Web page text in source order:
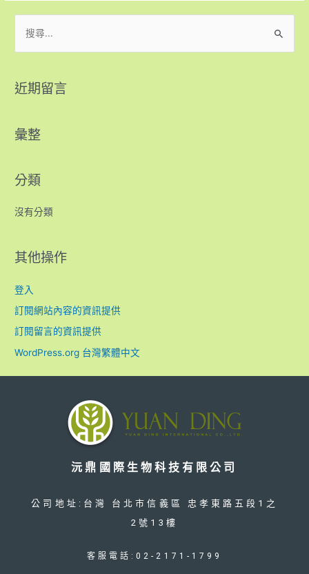
近期留言
彙整
分類
沒有分類
其他操作
登入
訂閱網站內容的資訊提供
訂閱留言的資訊提供
WordPress.org 台灣繁體中文
沅鼎國際生物科技有限公司
公司地址:台灣 台北市信義區 忠孝東路五段1之
2號13樓
客服電話:02-2171-1799